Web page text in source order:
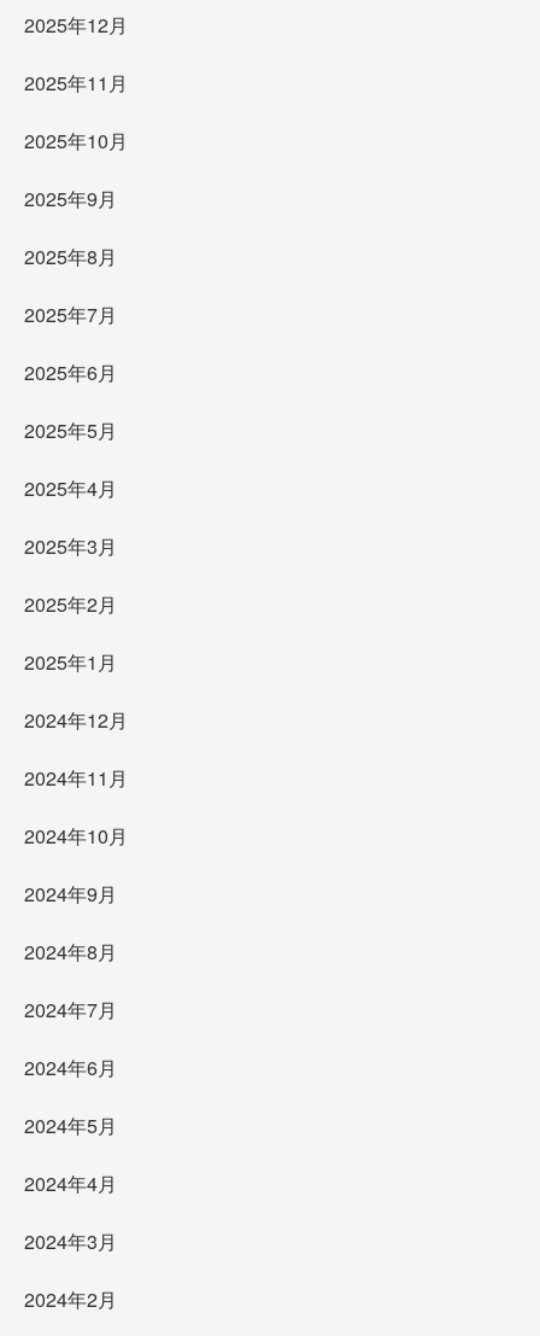
2025年12月
2025年11月
2025年10月
2025年9月
2025年8月
2025年7月
2025年6月
2025年5月
2025年4月
2025年3月
2025年2月
2025年1月
2024年12月
2024年11月
2024年10月
2024年9月
2024年8月
2024年7月
2024年6月
2024年5月
2024年4月
2024年3月
2024年2月